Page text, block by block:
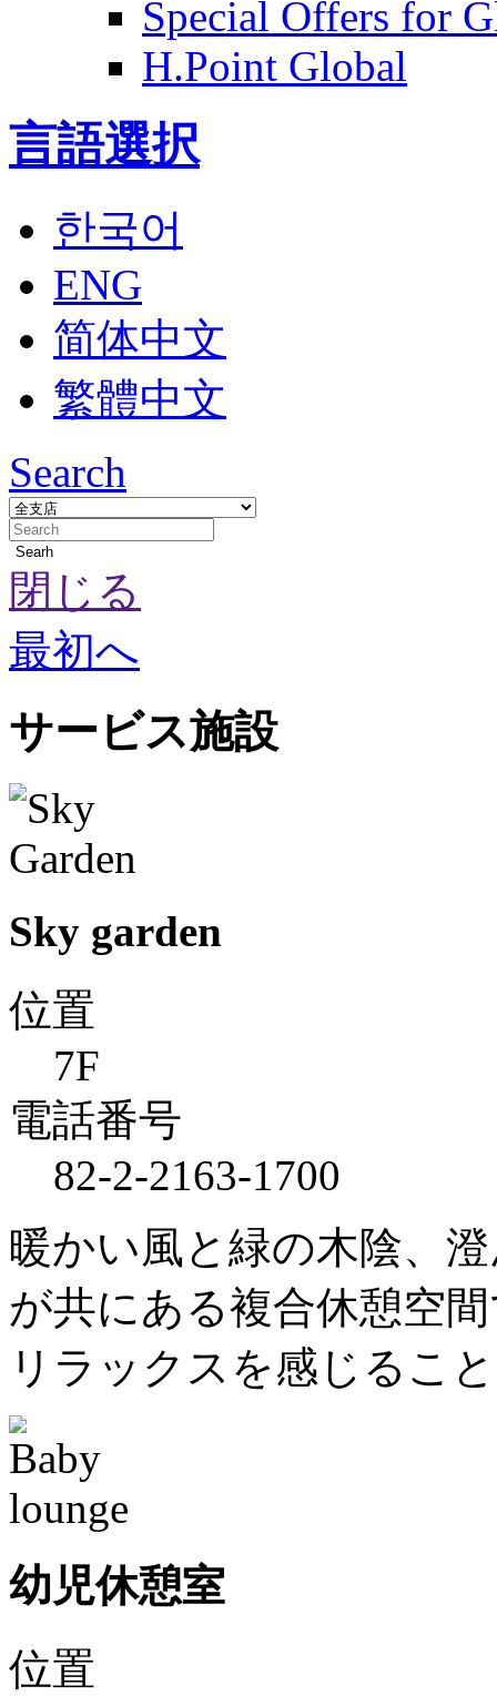
Special Offers for
H.Point Global
言語選択
한국어
ENG
简体中文
繁體中文
Search
Searh
閉じる
最初へ
サービス施設
Sky garden
位置
7F
電話番号
82-2-2163-1700
暖かい風と緑の木陰、
が共にある複合休憩空
リラックスを感じるこ
幼児休憩室
位置